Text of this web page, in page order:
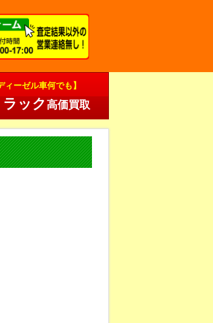
ィーゼル車何でも】
ック 高価買取